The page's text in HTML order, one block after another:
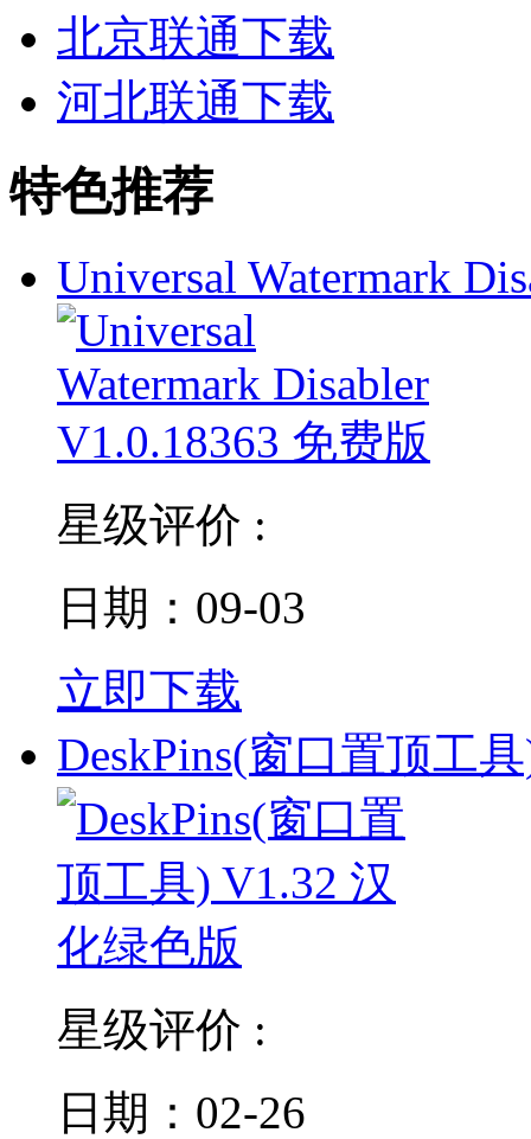
北京联通下载
河北联通下载
特色推荐
Universal Watermark
星级评价 :
日期：09-03
立即下载
DeskPins(窗口置顶工
星级评价 :
日期：02-26